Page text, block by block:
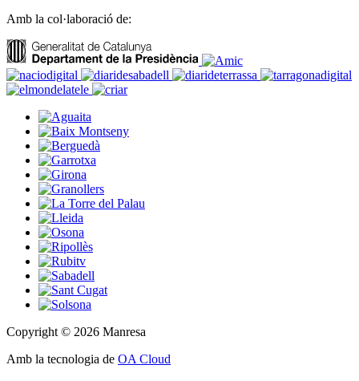
Amb la col·laboració de:
Copyright © 2026 Manresa
Amb la tecnologia de OA Cloud